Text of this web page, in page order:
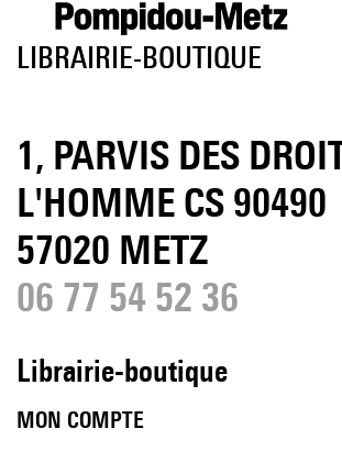
LIBRAIRIE-BOUTIQUE
1, PARVIS DES
L'HOMME CS 90490
57020 METZ
06 77 54 52 36
Librairie-boutique
MON COMPTE